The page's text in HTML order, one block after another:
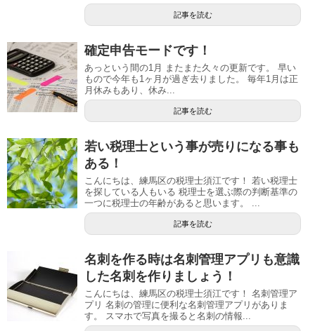
記事を読む
確定申告モードです！
あっという間の1月 またまた久々の更新です。 早い
もので今年も1ヶ月が過ぎ去りました。 毎年1月は正
月休みもあり、休み...
記事を読む
若い税理士という事が売りになる事も
ある！
こんにちは、練馬区の税理士須江です！ 若い税理士
を探している人もいる 税理士を選ぶ際の判断基準の
一つに税理士の年齢があると思います。 ...
記事を読む
名刺を作る時は名刺管理アプリも意識
した名刺を作りましょう！
こんにちは、練馬区の税理士須江です！ 名刺管理ア
プリ 名刺の管理に便利な名刺管理アプリがありま
す。 スマホで写真を撮ると名刺の情報...